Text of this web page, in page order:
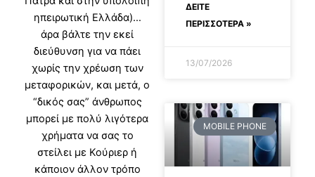
ηπειρωτική Ελλάδα)…
άρα βάλτε την εκεί
διεύθυνση για να πάει
χωρίς την χρέωση των
μεταφορικών, και μετά, ο
“δικός σας” άνθρωπος
μπορεί με πολύ λιγότερα
χρήματα να σας το
στείλει με Κούριερ ή
κάποιον άλλον τρόπο
ΔΕΊΤΕ
ΠΕΡΙΣΣΟΤΕΡΑ »
13/07/2026
MOBILE PHONE